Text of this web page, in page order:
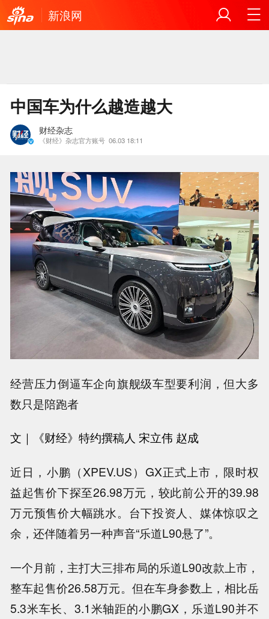
新浪网
中国车为什么越造越大
财经杂志
《财经》杂志官方账号 06.03 18:11
经营压力倒逼车企向旗舰级车型要利润，但大多
数只是陪跑者
文｜《财经》特约撰稿人 宋立伟 赵成
近日，小鹏（XPEV.US）GX正式上市，限时权
益起售价下探至26.98万元，较此前公开的39.98
万元预售价大幅跳水。台下投资人、媒体惊叹之
余，还伴随着另一种声音“乐道L90悬了”。
一个月前，主打大三排布局的乐道L90改款上市，
整车起售价26.58万元。但在车身参数上，相比岳
5.3米车长、3.1米轴距的小鹏GX，乐道L90并不